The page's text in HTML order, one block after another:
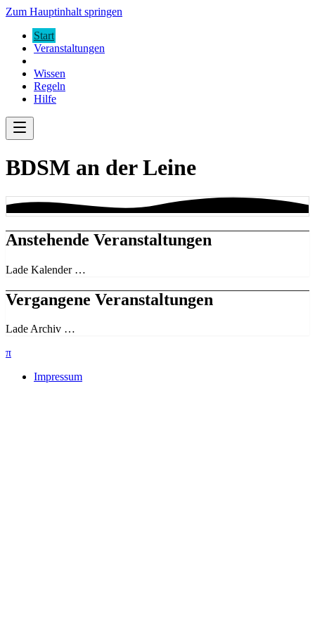
Zum Hauptinhalt springen
Start
Veranstaltungen
Wissen
Regeln
Hilfe
BDSM an der Leine
Anstehende Veranstaltungen
Lade Kalender …
Vergangene Veranstaltungen
Lade Archiv …
π
Impressum